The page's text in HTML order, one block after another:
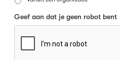
Geef aan dat je geen robot bent